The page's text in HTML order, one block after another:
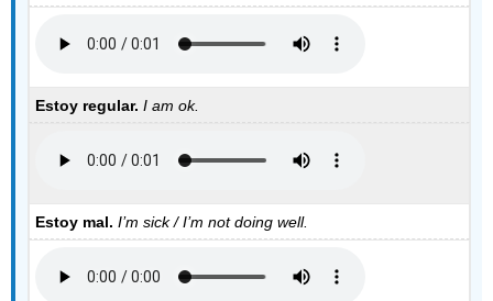
Estoy regular. I am ok.
Estoy mal. I’m sick / I’m not doing well.